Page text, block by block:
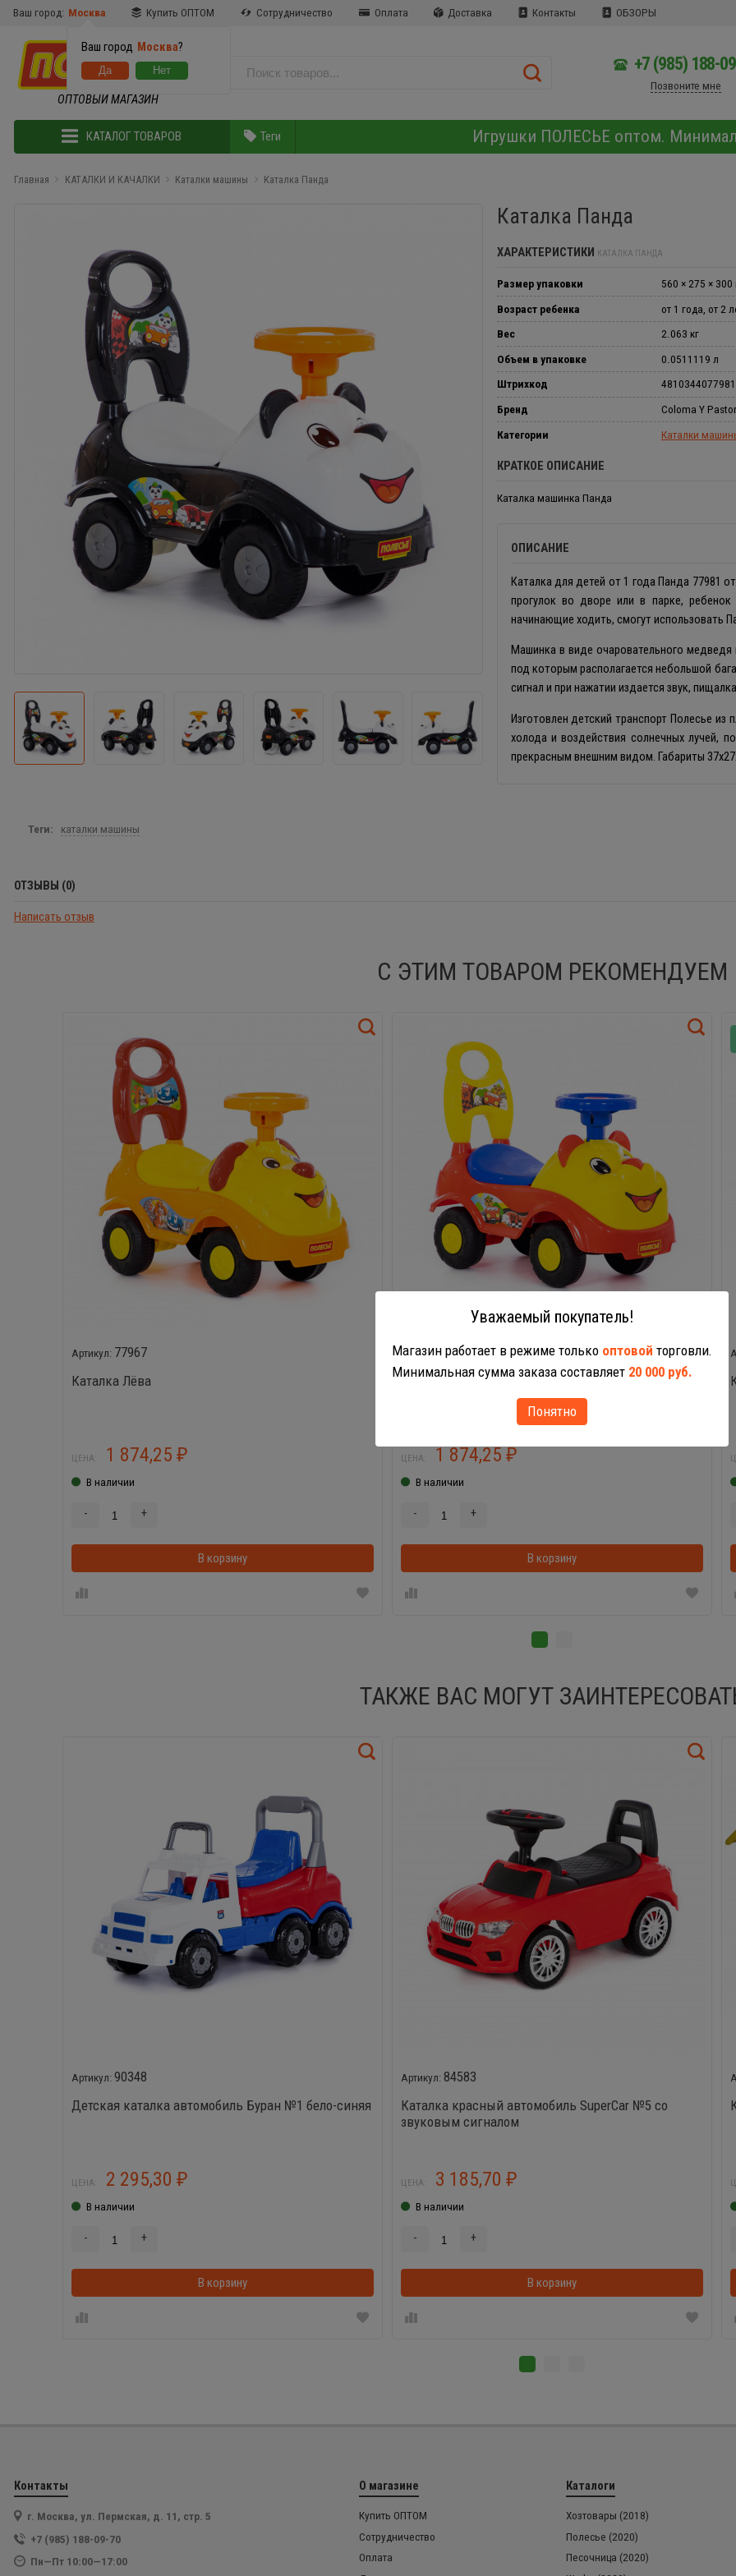
Ваш город: Москва
Ваш город Москва?
Купить ОПТОМ Сотрудничество Оплата Доставка Контакты ОБЗОРЫ
ОПТОВЫЙ МАГАЗИН
+7 (985) 188-
Позвоните мне
КАТАЛОГ ТОВАРОВ Теги Игрушки ПОЛЕСЬЕ оптом.
Главная КАТАЛКИ И КАЧАЛКИ Каталки машины Каталка Панда
Каталка Панда
ХАРАКТЕРИСТИКИ КАТАЛКА ПАНДА
Размер упаковки
560 × 275 ×
Возраст ребенка
от 1 года, от 2
Вес
2.063 кг
Объем в упаковке
0.0511119 л
Штрихкод
4810344077981
Бренд
Coloma Y Pastor
Категории
Каталки
КРАТКОЕ ОПИСАНИЕ
Каталка машинка Панда
ОПИСАНИЕ
Каталка для детей от 1 года Панда 77981
прогулок во дворе или в парке,
начинающие ходить, смогут использовать
Машинка в виде очаровательного
под которым располагается небольшой
сигнал и при нажатии издается звук,
Изготовлен детский транспорт Полесье
холода и воздействия солнечных лучей,
прекрасным внешним видом. Габариты
Теги: каталки машины
ОТЗЫВЫ (0)
Написать отзыв
С ЭТИМ ТОВАРОМ РЕКОМЕНДУЕМ
77967
Каталка Лёва
ЦЕНА: 1 874,25 ₽
В наличии
- +
В корзину В корзинке
77974
Каталка Мишка
ЦЕНА: 1 874,25₽
В наличии
- +
В корзину
ТАКЖЕ ВАС МОГУТ
90348
Детская каталка автомобиль Буран №1 бело-синяя
ЦЕНА: 2 295,30 ₽
В наличии
- +
В корзину В корзинке
84583
Каталка красный автомобиль SuperCar №5 со
звуковым сигналом
ЦЕНА: 3 185,70 ₽
В наличии
- +
В корзину
Контакты
г. Москва, ул. Пермская, д. 11, стр. 5
+7 (985) 188-09-70
Пн—Пт 10:00—17:00
О магазине
Купить ОПТОМ
Сотрудничество
Оплата
Каталоги
Хозтовары (2018)
Полесье (2020)
Песочница (2020)
Уважаемый покупатель!
Магазин работает в режиме только оптовой торговли.
Минимальная сумма заказа составляет 20 000 руб.
Понятно